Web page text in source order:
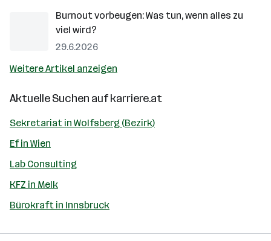
Burnout vorbeugen: Was tun, wenn alles zu
viel wird?
29.6.2026
Weitere Artikel anzeigen
Aktuelle Suchen aufkarriere.at
Sekretariat in Wolfsberg (Bezirk)
Ef in Wien
Lab Consulting
KFZ in Melk
Bürokraft in Innsbruck